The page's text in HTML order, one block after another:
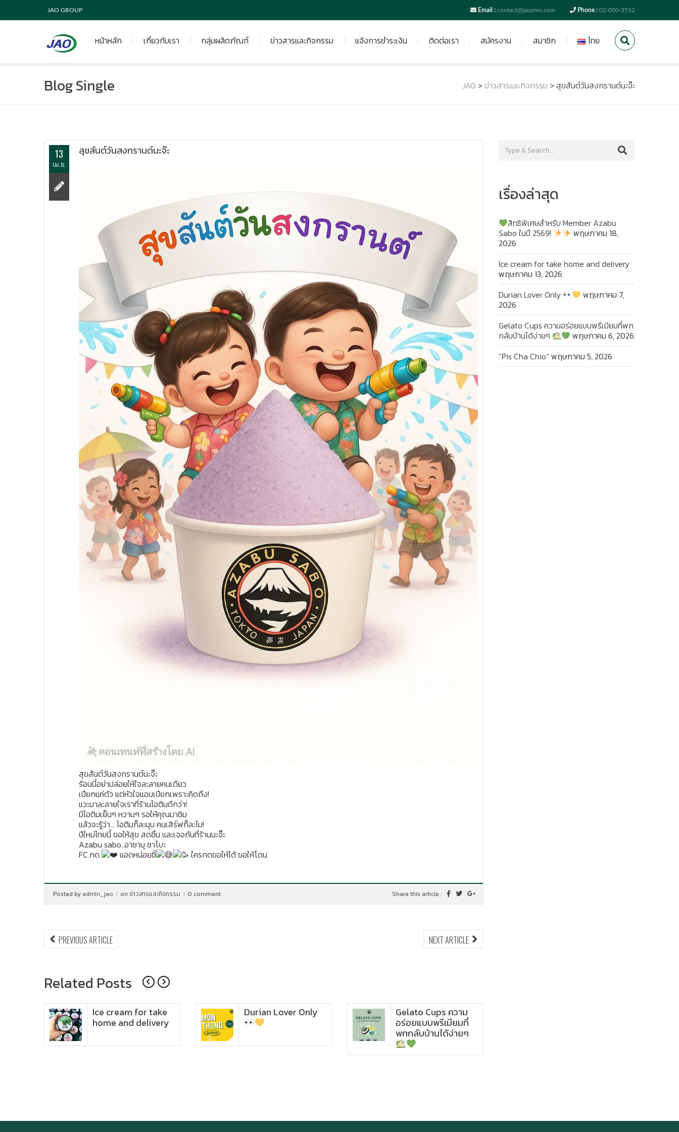
JAO GROUP Email : contact@jaopros.com Phone : 02-050-3552
หน้าหลัก เกี่ยวกับเรา กลุ่มผลิตภัณฑ์ ข่าวสารและกิจกรรม แจ้งการชำระเงิน ติดต่อเรา สมัครงาน สมาชิก ไทย
Blog Single JAO > ข่าวสารและกิจกรรม > สุขสันต์วันสงกรานต์นะจ๊ะ
13
เม.ย.
สุขสันต์วันสงกรานต์นะจ๊ะ
สุขสันต์วันสงกรานต์นะจ๊ะ
ร้อนนี้อย่าปล่อยให้ใจละลายคนเดียว
เปียกแค่ตัว แต่หัวใจแอบเปียกเพราะคิดถึง!
แวะมาละลายใจเราที่ร้านไอติมดีกว่า!
มีไอติมเย็นๆ หวานๆ รอให้คุณมาชิม
แล้วจะรู้ว่า… ไอติมก็ละมุน คนเสิร์ฟก็ละไม!
ปีใหม่ไทยนี้ ขอให้สุข สดชื่น และเจอกันที่ร้านนะจ๊ะ
Azabu sabo..อาซาบุ ซาโบะ
FC.กด
แอดหน่อยซิ้ ใครกดขอให้ได้ ขอให้โดน
Posted by admin_jao on ข่าวสารและกิจกรรม 0 comment Share this article :
แนะแนว
PREVIOUS ARTICLEPREVIOUS
ARTICLE:
NEXT ARTICLE
ARTICLE:
Related Posts
Ice cream for take
home and delivery
Durian Lover Only Gelato Cups ความ
อร่อยแบบพรีเมียมที่
พกกลับบ้านได้ง่ายๆ
เรื่องล่าสุด
สิทธิพิเศษสำหรับ Member Azabu
Sabo ในปี 2569!
พฤษภาคม 18,
2026
Ice cream for take home and delivery
พฤษภาคม 13, 2026
Durian Lover Only
พฤษภาคม 7,
2026
Gelato Cups ความอร่อยแบบพรีเมียมที่พก
กลับบ้านได้ง่ายๆ
พฤษภาคม 6, 2026
“Pis Cha Chio” พฤษภาคม 5, 2026
Ice cream for take home